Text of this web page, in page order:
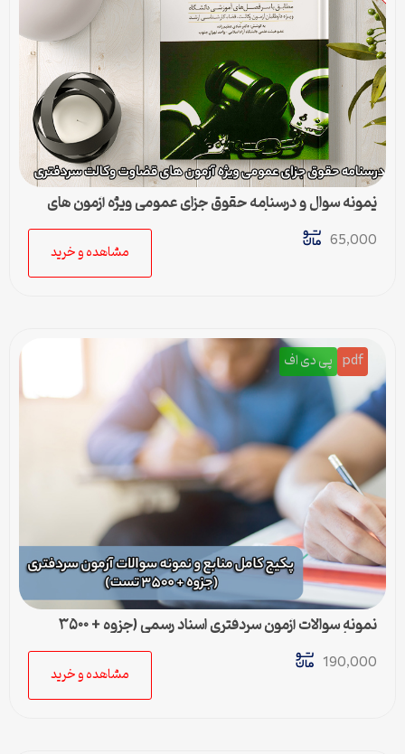
نمونه سوال و درسنامه حقوق جزای عمومی ویژه آزمون های
قضاوت وکالت سردفتری
65,000
مشاهده و خرید
pdf پی دی اف
نمونه سوالات آزمون سردفتری اسناد رسمی (جزوه + ۳۵۰۰
تست)
190,000
مشاهده و خرید